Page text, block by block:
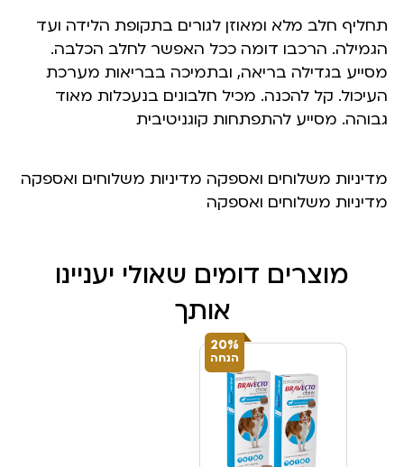
תחליף חלב מלא ומאוזן לגורים בתקופת הלידה ועד
הגמילה. הרכבו דומה ככל האפשר לחלב הכלבה.
מסייע בגדילה בריאה, ובתמיכה בבריאות מערכת
העיכול. קל להכנה. מכיל חלבונים בנעכלות מאוד
גבוהה. מסייע להתפתחות קוגניטיבית
מדיניות משלוחים ואספקה מדיניות משלוחים ואספקה
מדיניות משלוחים ואספקה
מוצרים דומים שאולי יעניינו
אותך
20%
הנחה